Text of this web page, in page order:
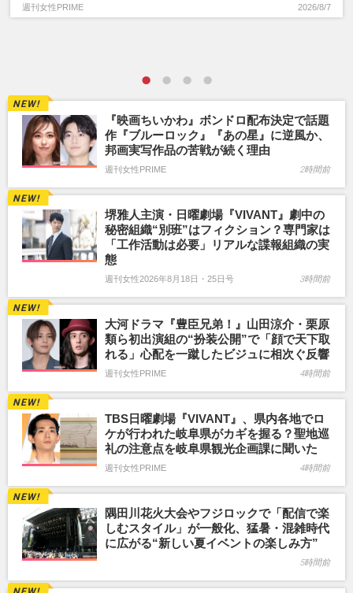
週刊女性PRIME 2026/8/7
『映画ちいかわ』ボンドロ配布決定で話題
作『ブルーロック』『あの星』に逆風か、
邦画実写作品の苦戦が続く理由
週刊女性PRIME 2時間前
堺雅人主演・日曜劇場『VIVANT』劇中の
秘密組織“別班”はフィクション？専門家は
「工作活動は必要」リアルな諜報組織の実
態
週刊女性2026年8月18日・25日号 3時間前
大河ドラマ『豊臣兄弟！』山田涼介・栗原
類ら初出演組の“扮装公開”で「顔で天下取
れる」心配を一蹴したビジュに相次ぐ反響
週刊女性PRIME 4時間前
TBS日曜劇場『VIVANT』、県内各地でロ
ケが行われた岐阜県がカギを握る？聖地巡
礼の注意点を岐阜県観光企画課に聞いた
週刊女性PRIME 4時間前
隅田川花火大会やフジロックで「配信で楽
しむスタイル」が一般化、猛暑・混雑時代
に広がる“新しい夏イベントの楽しみ方”
5時間前